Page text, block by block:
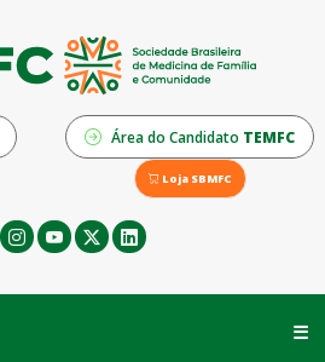
Área do Candidato TEMFC
Loja SBMFC
☰